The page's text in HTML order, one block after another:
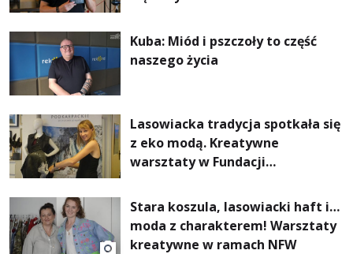
Kuba: Miód i pszczoły to część
naszego życia
Lasowiacka tradycja spotkała się
z eko modą. Kreatywne
warsztaty w Fundacji
Stara koszula, lasowiacki haft i…
moda z charakterem! Warsztaty
kreatywne w ramach NFW